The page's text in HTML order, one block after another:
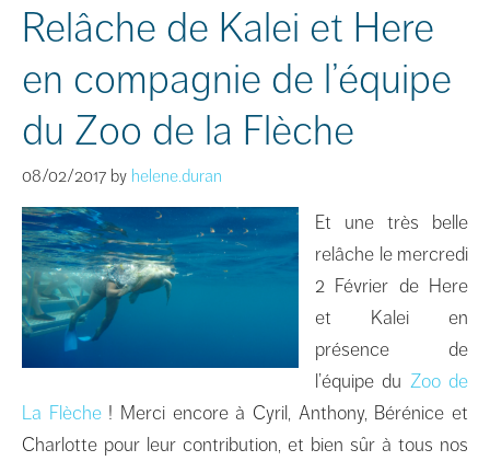
Relâche de Kalei et Here
en compagnie de l’équipe
du Zoo de la Flèche
08/02/2017 by helene.duran
Et une très belle
relâche le mercredi
2 Février de Here
et Kalei en
présence de
l’équipe du Zoo de
La Flèche! Merci encore à Cyril, Anthony, Bérénice et
Charlotte pour leur contribution, et bien sûr à tous nos